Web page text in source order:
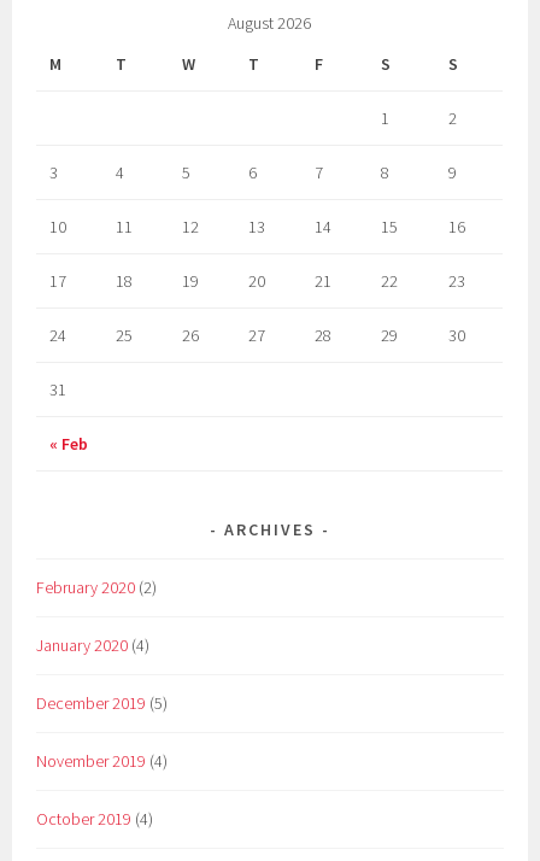
August 2026
M
T W T F S S
« Feb
1 2
3 4 5 6 7 8 9
10 11 12 13 14 15 16
17 18 19 20 21 22 23
24 25 26 27 28 29 30
31
ARCHIVES
February 2020 (2)
January 2020 (4)
December 2019 (5)
November 2019 (4)
October 2019 (4)